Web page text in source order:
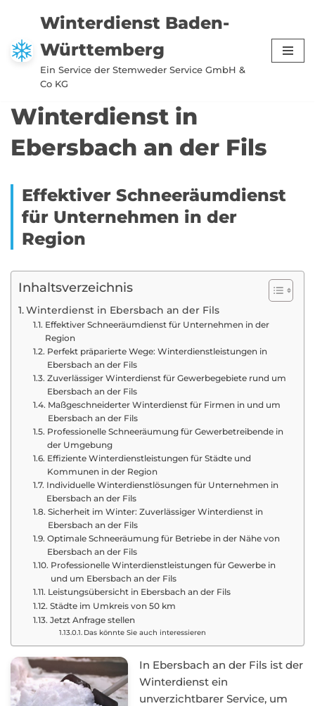
Zum
Inhalt
springen
Winterdienst Baden-
Württemberg
Ein Service der Stemweder Service GmbH &
Co KG
Winterdienst in
Ebersbach an der Fils
Effektiver Schneeräumdienst
für Unternehmen in der
Region
Inhaltsverzeichnis
Winterdienst in Ebersbach an der Fils
Effektiver Schneeräumdienst für Unternehmen in der
Region
Perfekt präparierte Wege: Winterdienstleistungen in
Ebersbach an der Fils
Zuverlässiger Winterdienst für Gewerbegebiete rund um
Ebersbach an der Fils
Maßgeschneiderter Winterdienst für Firmen in und um
Ebersbach an der Fils
Professionelle Schneeräumung für Gewerbetreibende in
der Umgebung
Effiziente Winterdienstleistungen für Städte und
Kommunen in der Region
Individuelle Winterdienstlösungen für Unternehmen in
Ebersbach an der Fils
Sicherheit im Winter: Zuverlässiger Winterdienst in
Ebersbach an der Fils
Optimale Schneeräumung für Betriebe in der Nähe von
Ebersbach an der Fils
Professionelle Winterdienstleistungen für Gewerbe in
und um Ebersbach an der Fils
Leistungsübersicht in Ebersbach an der Fils
Städte im Umkreis von 50 km
Jetzt Anfrage stellen
Das könnte Sie auch interessieren
In Ebersbach an der Fils ist der
Winterdienst ein
unverzichtbarer Service, um